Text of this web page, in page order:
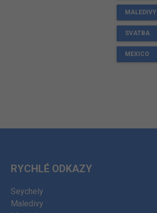
MALEDIVY
SVATBA
MEXICO
RYCHLÉ ODKAZY
Seychely
Maledivy